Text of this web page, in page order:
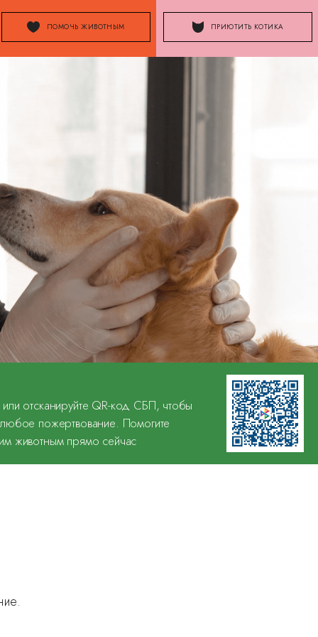
ПОМОЧЬ ЖИВОТНЫМ ПРИЮТИТЬ КОТИКА
отсканируйте QR-код СБП, чтобы
пожертвование. Помогите
животным прямо сейчас